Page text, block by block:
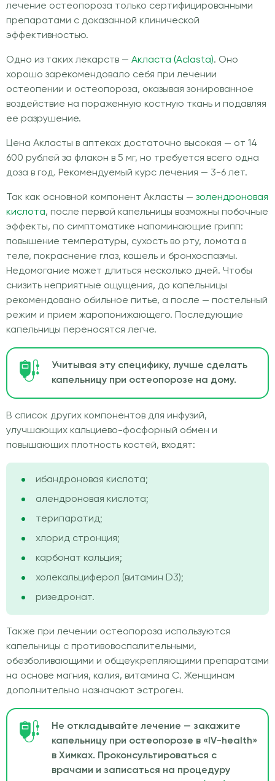
лечение остеопороза только сертифицированными
препаратами с доказанной клинической
эффективностью.
Одно из таких лекарств — Акласта (Aclasta). Оно
хорошо зарекомендовало себя при лечении
остеопении и остеопороза, оказывая зонированное
воздействие на пораженную костную ткань и подавляя
ее разрушение.
Цена Акласты в аптеках достаточно высокая — от 14
600 рублей за флакон в 5 мг, но требуется всего одна
доза в год. Рекомендуемый курс лечения — 3-6 лет.
Так как основной компонент Акласты — золендроновая
кислота, после первой капельницы возможны побочные
эффекты, по симптоматике напоминающие грипп:
повышение температуры, сухость во рту, ломота в
теле, покраснение глаз, кашель и бронхоспазмы.
Недомогание может длиться несколько дней. Чтобы
снизить неприятные ощущения, до капельницы
рекомендовано обильное питье, а после — постельный
режим и прием жаропонижающего. Последующие
капельницы переносятся легче.
Учитывая эту специфику, лучше сделать
капельницу при остеопорозе на дому.
В список других компонентов для инфузий,
улучшающих кальциево-фосфорный обмен и
повышающих плотность костей, входят:
ибандроновая кислота;
алендроновая кислота;
терипаратид;
хлорид стронция;
карбонат кальция;
холекальциферол (витамин D3);
ризедронат.
Также при лечении остеопороза используются
капельницы с противовоспалительными,
обезболивающими и общеукрепляющими препаратами
на основе магния, калия, витамина C. Женщинам
дополнительно назначают эстроген.
Не откладывайте лечение — закажите
капельницу при остеопорозе в «IV-health»
в Химках. Проконсультироваться с
врачами и записаться на процедуру